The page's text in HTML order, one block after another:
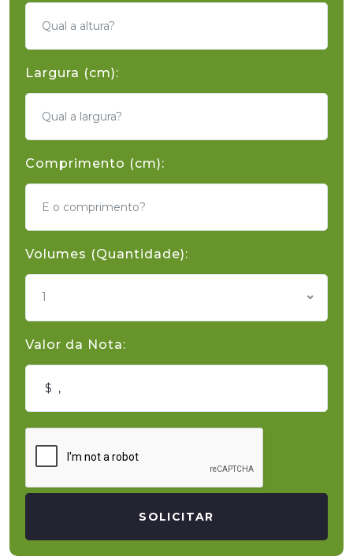
Largura (cm):
Comprimento (cm):
Volumes (Quantidade):
1
Valor da Nota:
SOLICITAR